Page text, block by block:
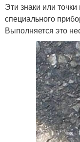
Эти знаки или
специального
Выполняется это